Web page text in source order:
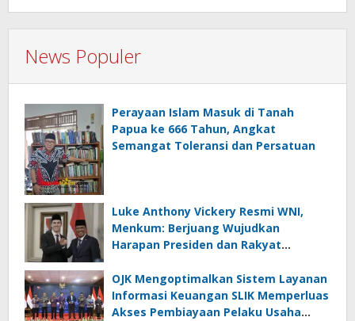
News Populer
Perayaan Islam Masuk di Tanah
Papua ke 666 Tahun, Angkat
Semangat Toleransi dan Persatuan
Luke Anthony Vickery Resmi WNI,
Menkum: Berjuang Wujudkan
Harapan Presiden dan Rakyat
OJK Mengoptimalkan Sistem Layanan
Informasi Keuangan SLIK Memperluas
Akses Pembiayaan Pelaku Usaha